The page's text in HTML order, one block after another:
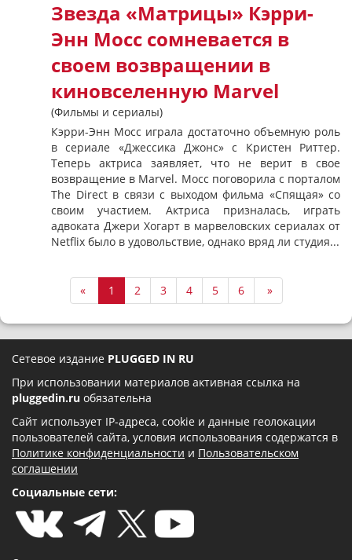
Звезда «Матрицы» Кэрри-
Энн Мосс сомневается в
своем возвращении в
киновселенную Marvel
(Фильмы и сериалы)
Кэрри-Энн Мосс играла достаточно объемную роль
в сериале «Джессика Джонс» с Кристен Риттер.
Теперь актриса заявляет, что не верит в свое
возвращение в Marvel. Мосс поговорила с порталом
The Direct в связи с выходом фильма «Спящая» со
своим участием. Актриса призналась, играть
адвоката Джери Хогарт в марвеловских сериалах от
Netflix было в удовольствие, однако вряд ли студия...
« 1 2 3 4 5 6 »
Сетевое издание PLUGGED IN RU
При использовании материалов активная ссылка на
pluggedin.ru обязательна
Сайт использует IP-адреса, cookie и данные геолокации
пользователей сайта, условия использования содержатся в
Политике конфиденциальности и Пользовательском
соглашении
Социальные сети: